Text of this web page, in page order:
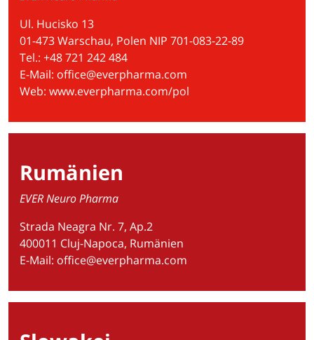
Ul. Hucisko 13
01-473 Warschau, Polen NIP 701-083-22-89
Tel.: +48 721 242 484
E-Mail: office@everpharma.com
Web: www.everpharma.com/pol
Rumänien
EVER Neuro Pharma
Strada Neagra Nr. 7, Ap.2
400011 Cluj-Napoca, Rumänien
E-Mail: office@everpharma.com